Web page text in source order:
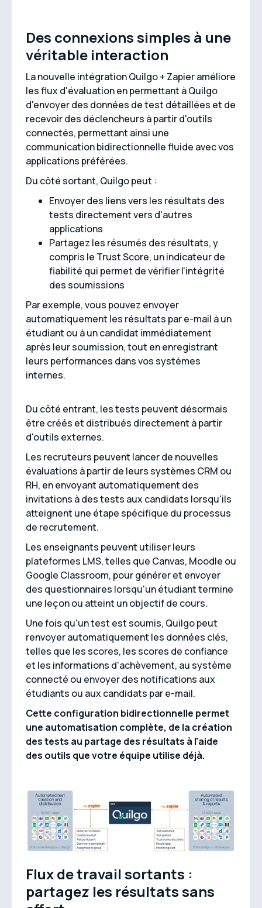
Des connexions simples à une
véritable interaction
La nouvelle intégration Quilgo + Zapier améliore
les flux d'évaluation en permettant à Quilgo
d'envoyer des données de test détaillées et de
recevoir des déclencheurs à partir d'outils
connectés, permettant ainsi une
communication bidirectionnelle fluide avec vos
applications préférées.
Du côté sortant, Quilgo peut :
Envoyer des liens vers les résultats des
tests directement vers d'autres
applications
Partagez les résumés des résultats, y
compris le Trust Score, un indicateur de
fiabilité qui permet de vérifier l'intégrité
des soumissions
Par exemple, vous pouvez envoyer
automatiquement les résultats par e-mail à un
étudiant ou à un candidat immédiatement
après leur soumission, tout en enregistrant
leurs performances dans vos systèmes
internes.
Du côté entrant, les tests peuvent désormais
être créés et distribués directement à partir
d'outils externes.
Les recruteurs peuvent lancer de nouvelles
évaluations à partir de leurs systèmes CRM ou
RH, en envoyant automatiquement des
invitations à des tests aux candidats lorsqu'ils
atteignent une étape spécifique du processus
de recrutement.
Les enseignants peuvent utiliser leurs
plateformes LMS, telles que Canvas, Moodle ou
Google Classroom, pour générer et envoyer
des questionnaires lorsqu'un étudiant termine
une leçon ou atteint un objectif de cours.
Une fois qu'un test est soumis, Quilgo peut
renvoyer automatiquement les données clés,
telles que les scores, les scores de confiance
et les informations d'achèvement, au système
connecté ou envoyer des notifications aux
étudiants ou aux candidats par e-mail.
Cette configuration bidirectionnelle permet
une automatisation complète, de la création
des tests au partage des résultats à l'aide
des outils que votre équipe utilise déjà.
Flux de travail sortants :
partagez les résultats sans